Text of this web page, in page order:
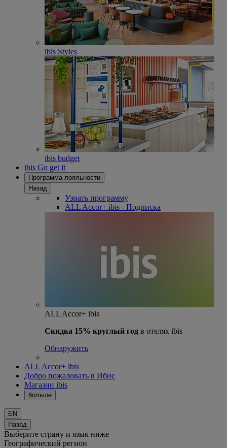
ibis Styles
ibis budget
ibis Go get it
Программа лояльности
Назад
Узнать программу
ALL Accor+ ibis - Подписка
ALL Accor+ ibis
Скидка 15% круглый год в отелях ibis
Обнаружить
ALL Accor+ ibis
Добро пожаловать в Ибис
Магазин ibis
больше
EN
Назад
Выберите страну и язык ниже
Географический регион